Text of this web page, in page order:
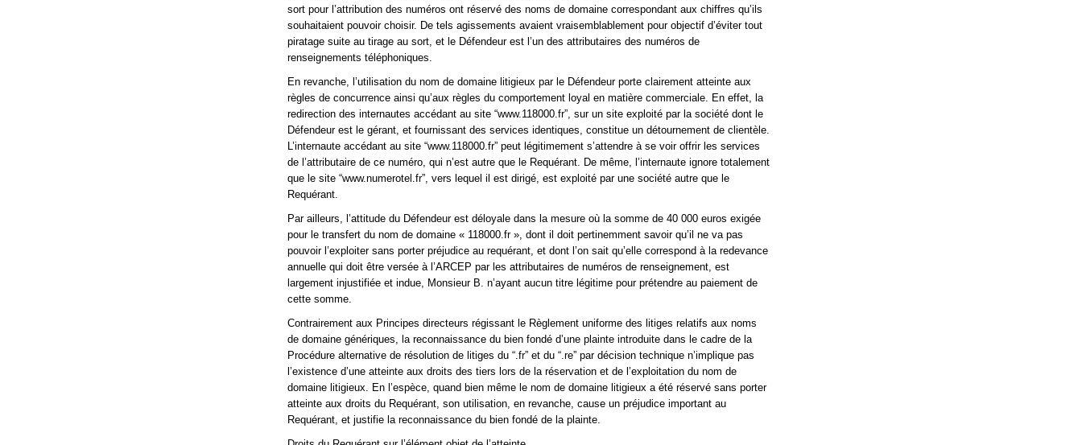
sort pour l’attribution des numéros ont réservé des noms de domaine correspondant aux chiffres qu’ils
souhaitaient pouvoir choisir. De tels agissements avaient vraisemblablement pour objectif d’éviter tout
piratage suite au tirage au sort, et le Défendeur est l’un des attributaires des numéros de
renseignements téléphoniques.
En revanche, l’utilisation du nom de domaine litigieux par le Défendeur porte clairement atteinte aux
règles de concurrence ainsi qu’aux règles du comportement loyal en matière commerciale. En effet, la
redirection des internautes accédant au site “www.118000.fr”, sur un site exploité par la société dont le
Défendeur est le gérant, et fournissant des services identiques, constitue un détournement de clientèle.
L’internaute accédant au site “www.118000.fr” peut légitimement s’attendre à se voir offrir les services
de l’attributaire de ce numéro, qui n’est autre que le Requérant. De même, l’internaute ignore totalement
que le site “www.numerotel.fr”, vers lequel il est dirigé, est exploité par une société autre que le
Requérant.
Par ailleurs, l’attitude du Défendeur est déloyale dans la mesure où la somme de 40 000 euros exigée
pour le transfert du nom de domaine « 118000.fr », dont il doit pertinemment savoir qu’il ne va pas
pouvoir l’exploiter sans porter préjudice au requérant, et dont l’on sait qu’elle correspond à la redevance
annuelle qui doit être versée à l’ARCEP par les attributaires de numéros de renseignement, est
largement injustifiée et indue, Monsieur B. n’ayant aucun titre légitime pour prétendre au paiement de
cette somme.
Contrairement aux Principes directeurs régissant le Règlement uniforme des litiges relatifs aux noms
de domaine génériques, la reconnaissance du bien fondé d’une plainte introduite dans le cadre de la
Procédure alternative de résolution de litiges du “.fr” et du “.re” par décision technique n’implique pas
l’existence d’une atteinte aux droits des tiers lors de la réservation et de l’exploitation du nom de
domaine litigieux. En l’espèce, quand bien même le nom de domaine litigieux a été réservé sans porter
atteinte aux droits du Requérant, son utilisation, en revanche, cause un préjudice important au
Requérant, et justifie la reconnaissance du bien fondé de la plainte.